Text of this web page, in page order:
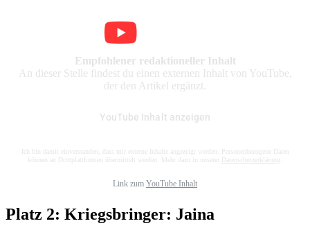
Empfohlener redaktioneller Inhalt
An dieser Stelle findest du einen externen Inhalt von YouTube,
der den Artikel ergänzt.
YouTube Inhalt anzeigen
Ich bin damit einverstanden, dass mir externe Inhalte angezeigt werden. Personenbezogene Daten
können an Drittplattformen übermittelt werden. Mehr dazu in unserer
Datenschutzerklärung
Link zum YouTube Inhalt
Platz 2: Kriegsbringer: Jaina